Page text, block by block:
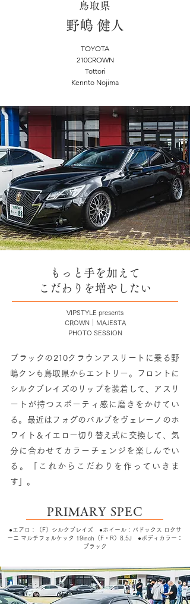
鳥取県
野嶋 健人
TOYOTA
210CROWN
Tottori
Kennto Nojima
もっと手を加えて
こだわりを増やしたい
VIPSTYLE presents
CROWN｜MAJESTA
PHOTO SESSION
ブラックの210クラウンアスリートに乗る野
嶋クンも鳥取県からエントリー。フロントに
シルクブレイズのリップを装着して、アスリ
ートが持つスポーティ感に磨きをかけてい
る。最近はフォグのバルブをヴェレーノのホ
ワイト＆イエロー切り替え式に交換して、気
分に合わせてカラーチェンジを楽しんでい
る。「これからこだわりを作っていきま
す」。
PRIMARY SPEC
●エアロ：（F）シルクブレイズ ●ホイール：バドックス ロクサ
ーニ マルチフォルケッタ 19inch（F・R）8.5J ●ボディカラー：
ブラック